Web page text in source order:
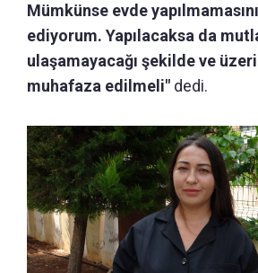
Mümkünse evde
ediyorum. Yapılacaksa da
ulaşamayacağı şekilde ve
muhafaza edilmeli" dedi.